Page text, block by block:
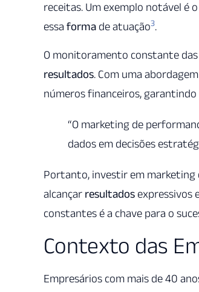
receitas. Um exemplo notável é
essa forma de atuação3.
O monitoramento constante das
resultados. Com uma
números financeiros, garantindo
“O marketing de
dados em decisões
Portanto, investir em marketing
alcançar resultados expressivos
constantes é a chave para o
Contexto das
Empresários com mais de 40